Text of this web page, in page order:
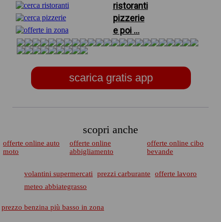
ristoranti
pizzerie
e poi ...
scarica gratis app
scopri anche
offerte online auto
moto
offerte online
abbigliamento
offerte online cibo
bevande
volantini supermercati prezzi carburante
offerte lavoro
meteo abbiategrasso
prezzo benzina più basso in zona